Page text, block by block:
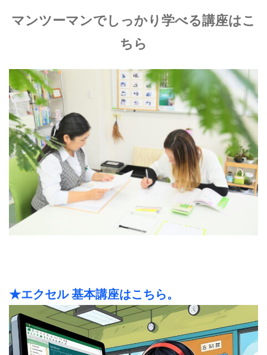
マンツーマンでしっかり学べる講座はこ
ちら
★エクセル 基本講座はこちら。